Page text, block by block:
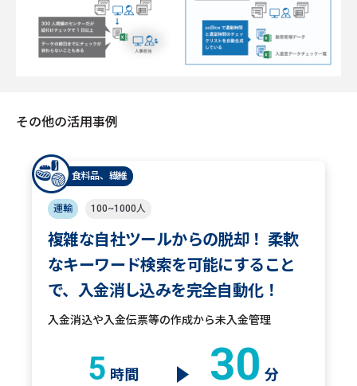
その他の活用事例
食料品、繊維
運輸 100~1000人
複雑な自社ツールからの脱却！ 柔軟
なキーワード検索を可能にすること
で、入金消し込みを完全自動化！
入金消込や入金伝票等の作成から未入金管理
5 時間 30 分